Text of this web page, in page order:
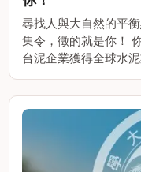
尋找人與大自然的平
集令，徵的就是你！
台泥企業獲得全球水
全世界第一碗環。。